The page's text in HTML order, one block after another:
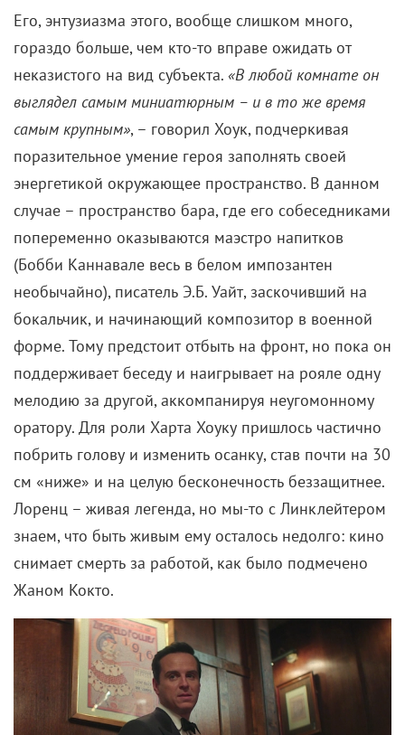
Его, энтузиазма этого, вообще слишком много,
гораздо больше, чем кто-то вправе ожидать от
неказистого на вид субъекта. «В любой комнате он
выглядел самым миниатюрным – и в то же время
самым крупным», – говорил Хоук, подчеркивая
поразительное умение героя заполнять своей
энергетикой окружающее пространство. В данном
случае – пространство бара, где его собеседниками
попеременно оказываются маэстро напитков
(Бобби Каннавале весь в белом импозантен
необычайно), писатель Э.Б. Уайт, заскочивший на
бокальчик, и начинающий композитор в военной
форме. Тому предстоит отбыть на фронт, но пока он
поддерживает беседу и наигрывает на рояле одну
мелодию за другой, аккомпанируя неугомонному
оратору. Для роли Харта Хоуку пришлось частично
побрить голову и изменить осанку, став почти на 30
см «ниже» и на целую бесконечность беззащитнее.
Лоренц – живая легенда, но мы-то с Линклейтером
знаем, что быть живым ему осталось недолго: кино
снимает смерть за работой, как было подмечено
Жаном Кокто.